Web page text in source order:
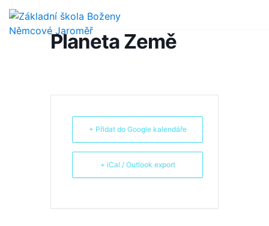
Planeta Země
+ Přidat do Google kalendáře
+ iCal / Outlook export